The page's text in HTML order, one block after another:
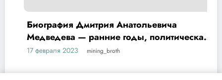
Биография Дмитрия Анатольевича
Медведева — ранние годы, политическая
карьера и достижения
17 февраля 2023 mining_broth